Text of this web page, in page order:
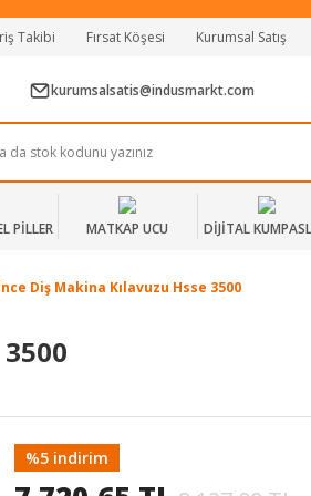
Alışverişlerde Vade Farksız 2 Taksit!
Mağazadan Teslim & Kolay İade
Takibi Fırsat Köşesi Kurumsal Satış
kurumsalsatis@indusmarkt.com
PİLLER MATKAP UCU DİJİTAL
Diş Makina Kılavuzu Hsse 3500
%5 indirim